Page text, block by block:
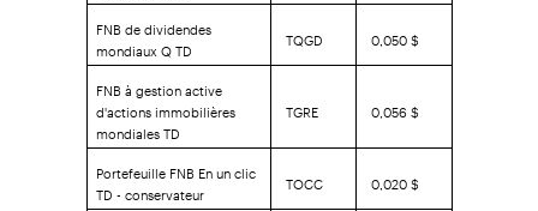
FNB de dividendes
mondiaux Q TD TQGD
0,050 $
FNB à gestion active
d'actions immobilières
mondiales TD
TGRE 0,056 $
Portefeuille FNB En un clic
TD - conservateur TOCC
0,020 $